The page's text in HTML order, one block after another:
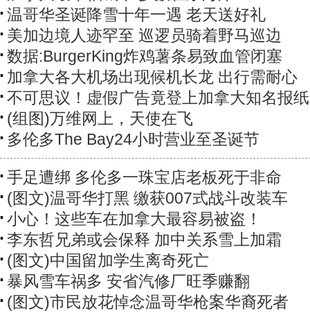
温哥华圣诞降雪十年一遇 老天送好礼
美加边境人迹罕至 巡逻员骑着野马巡边
数据:BurgerKing炸鸡薯条易致血管闭塞
加拿大各大机场出现候机长龙 出行需耐心
不可思议！虚假广告竟登上加拿大知名报纸
(组图)万维网上，天使在飞
多伦多The Bay24小时营业至圣诞节
手足遭绑 多伦多一珠宝店老板死于非命
(图文)温哥华打黑 缴获007式战斗改装车
小心！这些车在加拿大最容易被盗！
李东哲兄弟或会保释 加中关系雪上加霜
(图文)中国留加学生离奇死亡
暴风雪车祸多 安省汽修厂旺季赚翻
(图文)市民放花悼念温哥华枪案华裔死者